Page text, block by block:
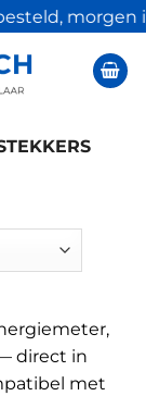
morgen in
direct in
met